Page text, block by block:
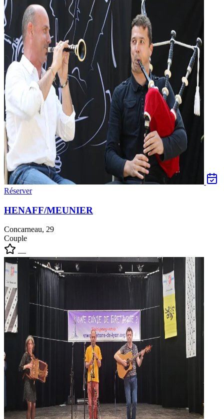
Réserver
HENAFF/MEUNIER
Concarneau, 29
Couple
—